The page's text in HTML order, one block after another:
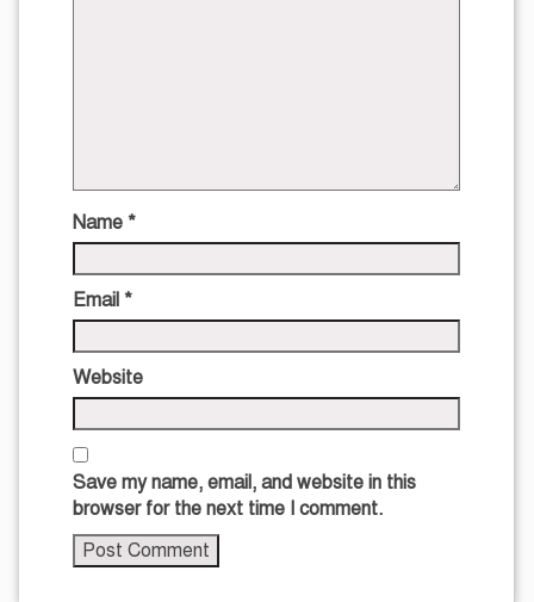
Name *
Email *
Website
Save my name, email, and website in this
browser for the next time I comment.